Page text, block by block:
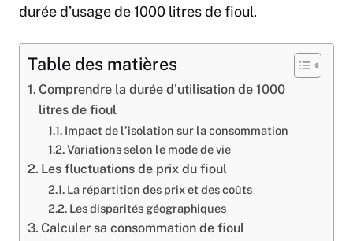
durée d’usage de 1000 litres de fioul.
Table des matières
Comprendre la durée d’utilisation de 1000
litres de fioul
Impact de l’isolation sur la consommation
Variations selon le mode de vie
Les fluctuations de prix du fioul
La répartition des prix et des coûts
Les disparités géographiques
Calculer sa consommation de fioul